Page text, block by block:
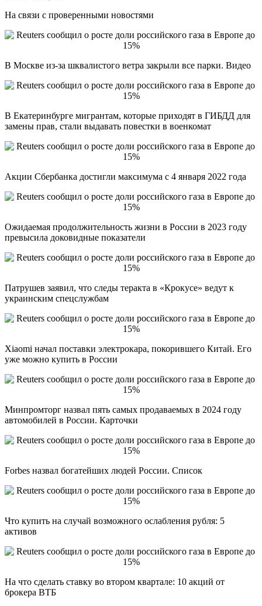
На связи с проверенными новостями
В Москве из-за шквалистого ветра закрыли все парки. Видео
В Екатеринбурге мигрантам, которые приходят в ГИБДД для
замены прав, стали выдавать повестки в военкомат
Акции Сбербанка достигли максимума с 4 января 2022 года
Ожидаемая продолжительность жизни в России в 2023 году
превысила доковидные показатели
Патрушев заявил, что следы теракта в «Крокусе» ведут к
украинским спецслужбам
Xiaomi начал поставки электрокара, покорившего Китай. Его
уже можно купить в России
Минпромторг назвал пять самых продаваемых в 2024 году
автомобилей в России. Карточки
Forbes назвал богатейших людей России. Список
Что купить на случай возможного ослабления рубля: 5
активов
На что сделать ставку во втором квартале: 10 акций от
брокера ВТБ